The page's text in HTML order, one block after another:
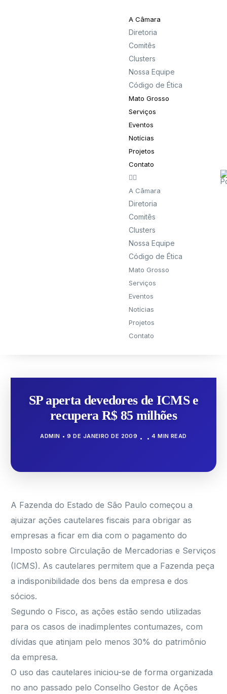
A Câmara
Diretoria
Comitês
Clusters
Nossa Equipe
Código de Ética
Mato Grosso
Serviços
Eventos
Notícias
Projetos
Contato
A Câmara
Diretoria
Comitês
Clusters
Nossa Equipe
Código de Ética
Mato Grosso
Serviços
Eventos
Notícias
Projetos
Contato
SP aperta devedores de ICMS e
recupera R$ 85 milhões
ADMIN 9 DE JANEIRO DE 2009 4 MIN READ
A Fazenda do Estado de São Paulo começou a
ajuizar ações cautelares fiscais para obrigar as
empresas a ficar em dia com o pagamento do
Imposto sobre Circulação de Mercadorias e Serviços
(ICMS). As cautelares permitem que a Fazenda peça
a indisponibilidade dos bens da empresa e dos
sócios.
Segundo o Fisco, as ações estão sendo utilizadas
para os casos de inadimplentes contumazes, com
dívidas que atinjam pelo menos 30% do patrimônio
da empresa.
O uso das cautelares iniciou-se de forma organizada
no ano passado pelo Conselho Gestor de Ações